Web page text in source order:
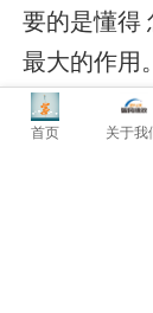
要的是懂得
最大的作用
大化的漫漫
业极为重要
首页 关于我